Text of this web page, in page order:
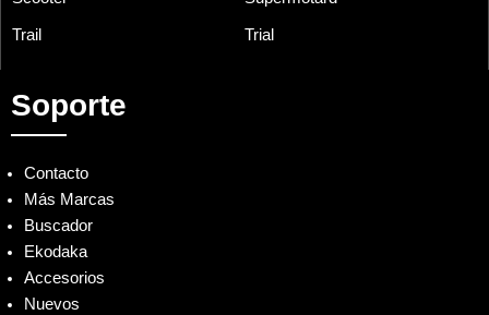
Trail Trial
Soporte
Contacto
Más Marcas
Buscador
Ekodaka
Accesorios
Nuevos